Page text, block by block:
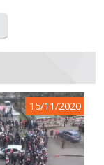
15/11/2020